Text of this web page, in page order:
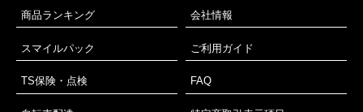
商品ランキング 会社情報
スマイルパック ご利用ガイド
TS保険・点検 FAQ